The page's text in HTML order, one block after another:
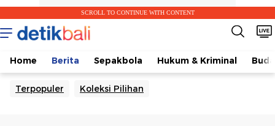
SCROLL TO CONTINUE WITH CONTENT
Home Berita Sepakbola Hukum & Kriminal
Terpopuler Koleksi Pilihan